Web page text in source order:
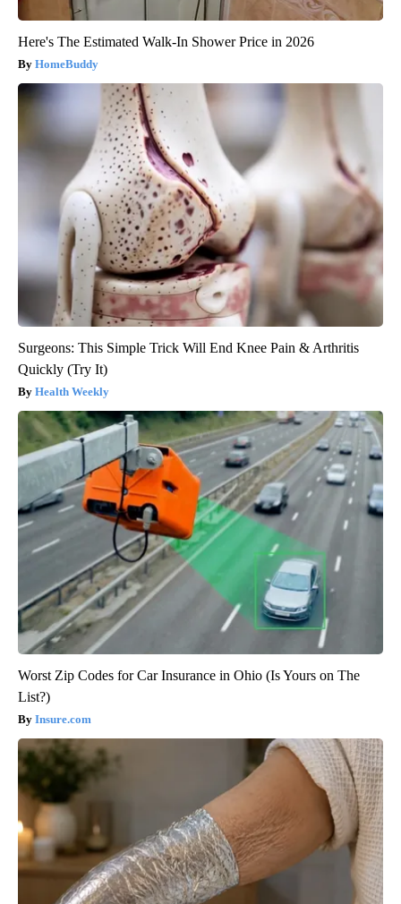
Here's The Estimated Walk-In Shower Price in 2026
HomeBuddy
Surgeons: This Simple Trick Will End Knee Pain & Arthritis
Quickly (Try It)
Health Weekly
Worst Zip Codes for Car Insurance in Ohio (Is Yours on The
List?)
Insure.com